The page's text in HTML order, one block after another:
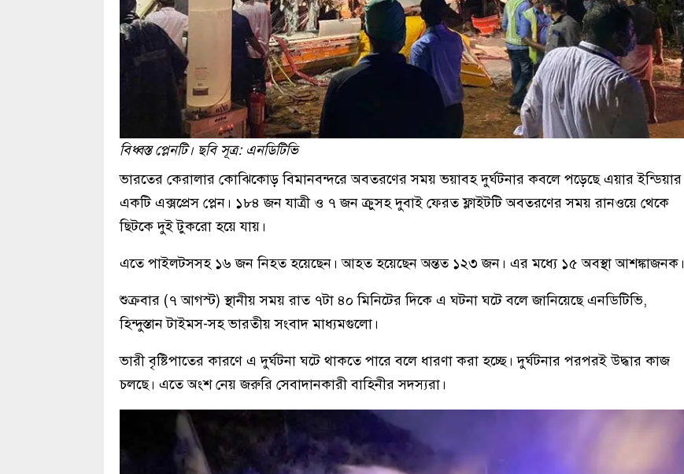
বিধ্বস্ত প্লেনটি। ছবি সূত্র: এনডিটিভি
ভারতের কেরালার কোঝিকোড় বিমানবন্দরে অবতরণের সময় ভয়াবহ দুর্ঘটনার কবলে পড়েছে এয়ার ইন্ডিয়ার
একটি এক্সপ্রেস প্লেন। ১৮৪ জন যাত্রী ও ৭ জন ক্রুসহ দুবাই ফেরত ফ্লাইটটি অবতরণের সময় রানওয়ে থেকে
ছিটকে দুই টুকরো হয়ে যায়।
এতে পাইলটসসহ ১৬ জন নিহত হয়েছেন। আহত হয়েছেন অন্তত ১২৩ জন। এর মধ্যে ১৫ অবস্থা আশঙ্কাজনক।
শুক্রবার (৭ আগস্ট) স্থানীয় সময় রাত ৭টা ৪০ মিনিটের দিকে এ ঘটনা ঘটে বলে জানিয়েছে এনডিটিভি,
হিন্দুস্তান টাইমস-সহ ভারতীয় সংবাদ মাধ্যমগুলো।
ভারী বৃষ্টিপাতের কারণে এ দুর্ঘটনা ঘটে থাকতে পারে বলে ধারণা করা হচ্ছে। দুর্ঘটনার পরপরই উদ্ধার কাজ
চলছে। এতে অংশ নেয় জরুরি সেবাদানকারী বাহিনীর সদস্যরা।